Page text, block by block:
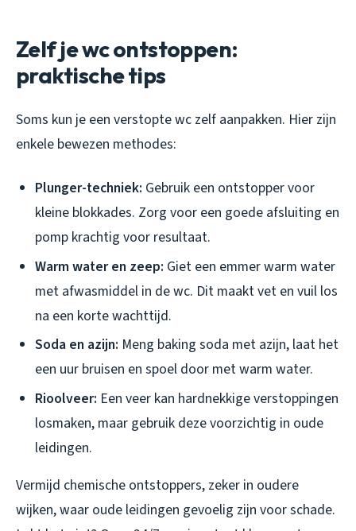
Zelf je wc ontstoppen:
praktische tips
Soms kun je een verstopte wc zelf aanpakken. Hier zijn
enkele bewezen methodes:
Plunger-techniek: Gebruik een ontstopper voor
kleine blokkades. Zorg voor een goede afsluiting en
pomp krachtig voor resultaat.
Warm water en zeep: Giet een emmer warm water
met afwasmiddel in de wc. Dit maakt vet en vuil los
na een korte wachttijd.
Soda en azijn: Meng baking soda met azijn, laat het
een uur bruisen en spoel door met warm water.
Rioolveer: Een veer kan hardnekkige verstoppingen
losmaken, maar gebruik deze voorzichtig in oude
leidingen.
Vermijd chemische ontstoppers, zeker in oudere
wijken, waar oude leidingen gevoelig zijn voor schade.